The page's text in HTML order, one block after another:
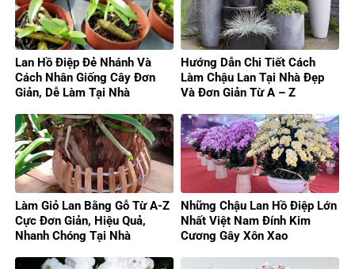
Lan Hồ Điệp Đẻ Nhánh Và
Cách Nhân Giống Cây Đơn
Giản, Dễ Làm Tại Nhà
Hướng Dẫn Chi Tiết Cách
Làm Chậu Lan Tại Nhà Đẹp
Và Đơn Giản Từ A – Z
Làm Giỏ Lan Bằng Gỗ Từ A-Z
Cực Đơn Giản, Hiệu Quả,
Nhanh Chóng Tại Nhà
Những Chậu Lan Hồ Điệp Lớn
Nhất Việt Nam Đính Kim
Cương Gây Xôn Xao